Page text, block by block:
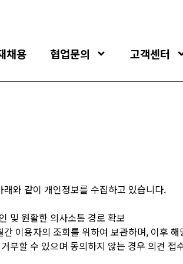
채용 협업문의 고객센터
와 같이 개인정보를 수집하고 있습니다.
및 원활한 의사소통 경로 확보
이용자의 조회를 위하여 보관하며, 이후
부할 수 있으며 동의하지 않는 경우 의견 접